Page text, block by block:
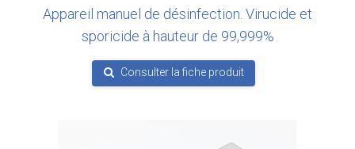
Appareil manuel de désinfection. Virucide et
sporicide à hauteur de 99,999%
Consulter la fiche produit